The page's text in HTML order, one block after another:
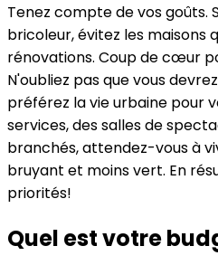
Tenez compte de vos goûts.
bricoleur, évitez les maisons
rénovations. Coup de cœur
N'oubliez pas que vous
préférez la vie urbaine pour
services, des salles de
branchés, attendez-vous à
bruyant et moins vert. En
priorités!
Quel est votre